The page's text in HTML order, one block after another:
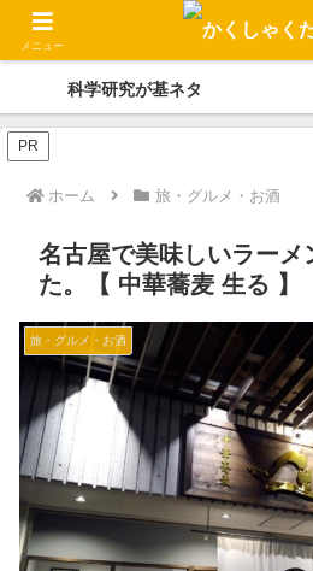
かくしゃくの独り言
科学研究が基ネタ
PR
ホーム 旅・グルメ・お酒
名古屋で美味しいラーメ
た。【 中華蕎麦 生る 】
旅・グルメ・お酒
メニュー